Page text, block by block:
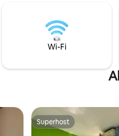
Wi-Fi
Superhost
Superhost